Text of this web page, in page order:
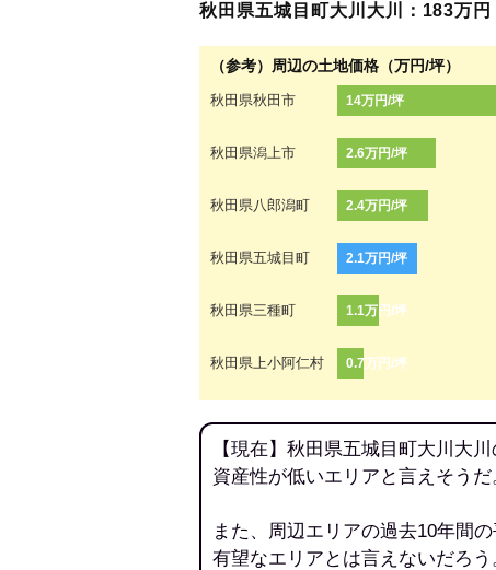
秋田県五城目町大川大川：183万
（参考）周辺の土地価格（万円/坪）
秋田県秋田市 14万円/坪
秋田県潟上市 2.6万円/坪
秋田県八郎潟町 2.4万円/坪
秋田県五城目町 2.1万円/坪
秋田県三種町 1.1万円/坪
秋田県上小阿仁村 0.7万円/坪
【現在】秋田県五城目町大川大
資産性が低いエリアと言えそうだ
また、周辺エリアの過去10年間
有望なエリアとは言えないだろう